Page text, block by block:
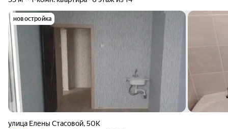
новостройка
улица Елены Стасовой,50К